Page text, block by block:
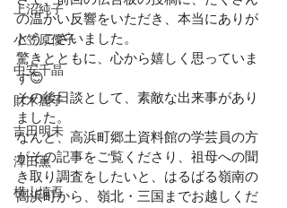
上沼純子
小笠原優子
中安千晶
財木麗子
吉田明未
澤田薫
横山慎吾
の温かい反響をいただき、本当にありが
とうございました。
驚きとともに、心から嬉しく思っていま
す😊
その後日談として、素敵な出来事があり
ました。
なんと、高浜町郷土資料館の学芸員の方
がその記事をご覧くださり、祖母への聞
き取り調査をしたいと、はるばる嶺南の
高浜町から、嶺北・三国までお越しくだ